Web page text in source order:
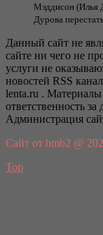
Мэддисон (Илья
Дурова
Данный сайт не
сайте ни чего не
услуги не
новостей RSS
lenta.ru .
ответственность
Администрация
Сайт от bmb2 @
Top